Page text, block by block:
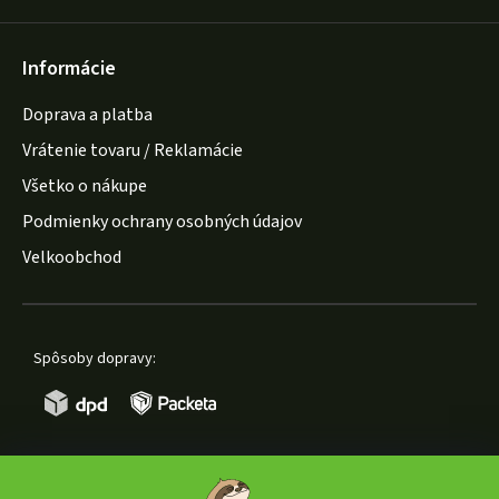
Informácie
Doprava a platba
Vrátenie tovaru / Reklamácie
Všetko o nákupe
Podmienky ochrany osobných údajov
Velkoobchod
Spôsoby dopravy: